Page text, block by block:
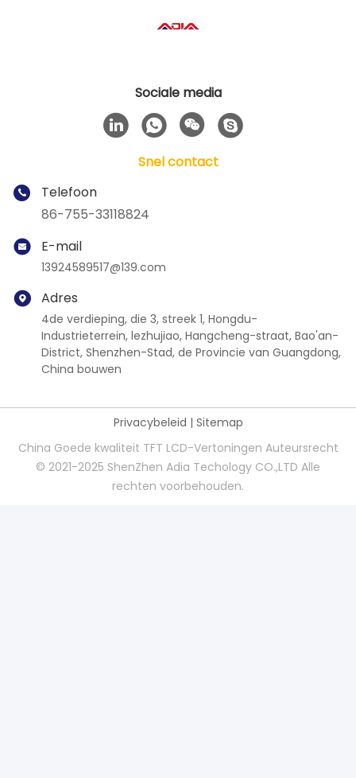
Sociale media
Snel contact
Telefoon
86-755-33118824
E-mail
13924589517@139.com
Adres
4de verdieping, die 3, streek 1, Hongdu-
Industrieterrein, lezhujiao, Hangcheng-straat, Bao'an-
District, Shenzhen-Stad, de Provincie van Guangdong,
China bouwen
Privacybeleid | Sitemap
China Goede kwaliteit TFT LCD-Vertoningen Auteursrecht
© 2021-2025 ShenZhen Adia Techology CO.,LTD Alle
rechten voorbehouden.